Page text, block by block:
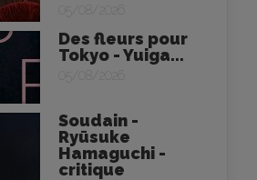
05/08/2026
Des fleurs pour
Tokyo - Yuiga...
05/08/2026
Soudain -
Ryūsuke
Hamaguchi -
critique